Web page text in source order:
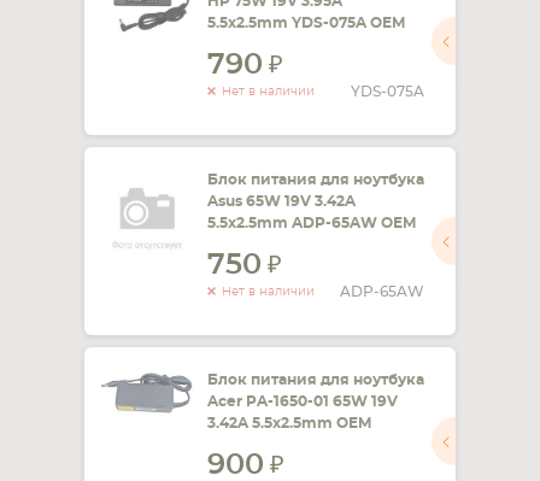
5.5x2.5mm YDS-075A OEM
790
Нет в наличии YDS-075A
Блок питания для ноутбука
Asus 65W 19V 3.42A
5.5x2.5mm ADP-65AW OEM
750
Нет в наличии ADP-65AW
Блок питания для ноутбука
Acer PA-1650-01 65W 19V
3.42A 5.5x2.5mm OEM
900